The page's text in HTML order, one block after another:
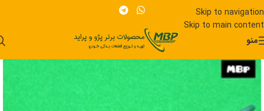
Skip to navigation
Skip to main content
منو